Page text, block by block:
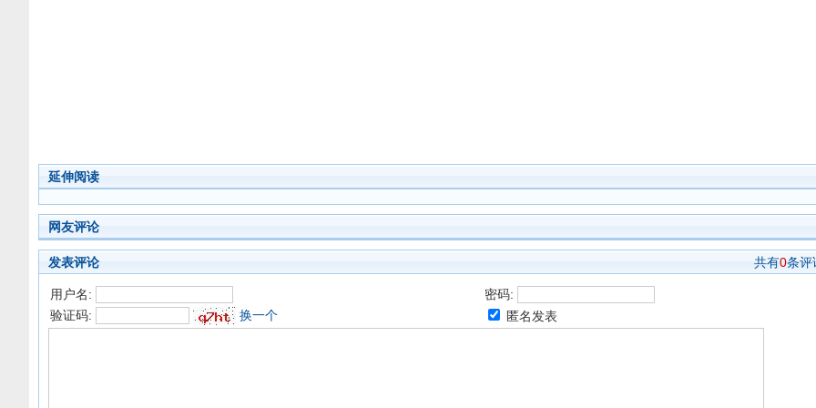
延伸阅读
网友评论
发表评论 共有0条评
用户名:
密码:
验证码:
换一个 匿名发表